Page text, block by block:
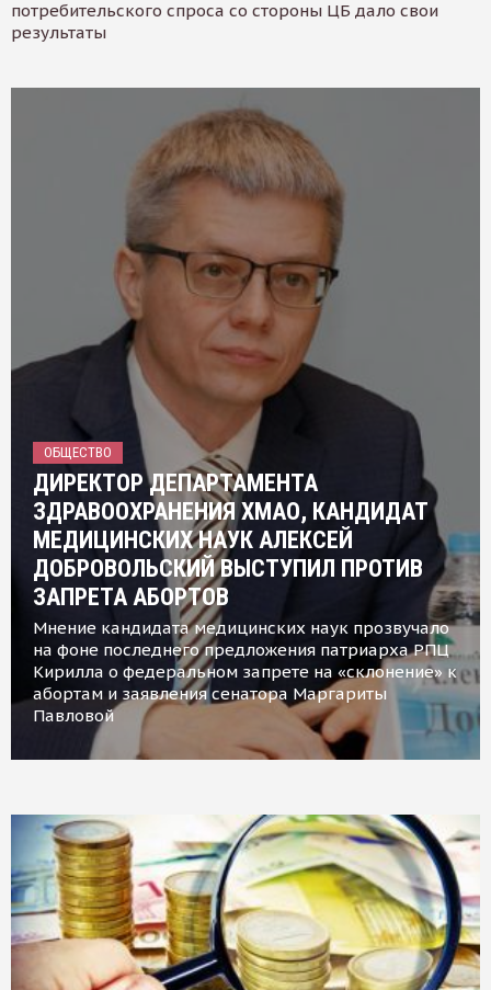
потребительского спроса со стороны ЦБ дало свои
результаты
ОБЩЕСТВО
ДИРЕКТОР ДЕПАРТАМЕНТА
ЗДРАВООХРАНЕНИЯ ХМАО, КАНДИДАТ
МЕДИЦИНСКИХ НАУК АЛЕКСЕЙ
ДОБРОВОЛЬСКИЙ ВЫСТУПИЛ ПРОТИВ
ЗАПРЕТА АБОРТОВ
Мнение кандидата медицинских наук прозвучало
на фоне последнего предложения патриарха РПЦ
Кирилла о федеральном запрете на «склонение» к
абортам и заявления сенатора Маргариты
Павловой